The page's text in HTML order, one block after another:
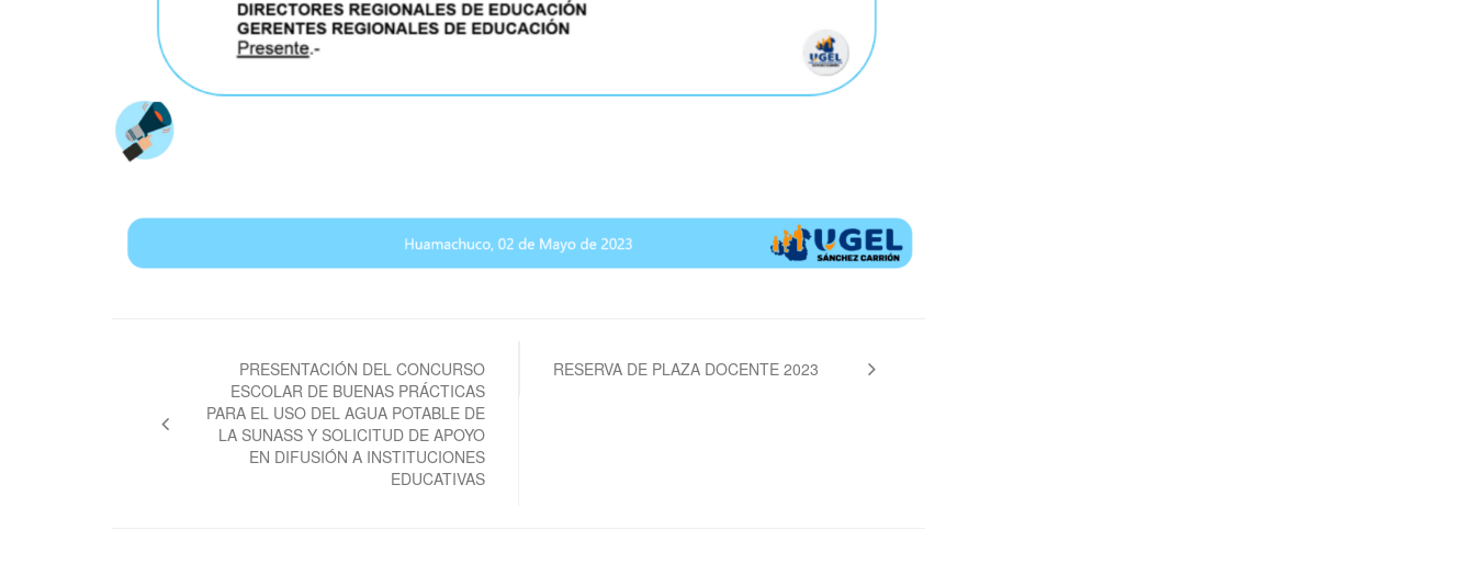
entradas
PRESENTACIÓN DEL CONCURSO
ESCOLAR DE BUENAS PRÁCTICAS
PARA EL USO DEL AGUA POTABLE DE
LA SUNASS Y SOLICITUD DE APOYO
EN DIFUSIÓN A INSTITUCIONES
EDUCATIVAS
RESERVA DE PLAZA DOCENTE 2023